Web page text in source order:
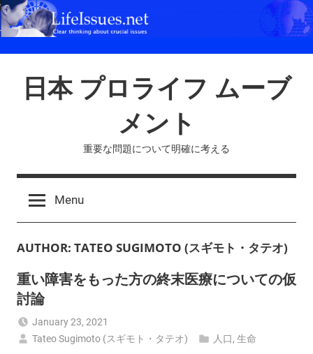
Skip
to
日本 プロライフ ムーブ
メント
重要な問題について明確に考える
Menu
AUTHOR: TATEO SUGIMOTO (スギモト・タテオ)
重い障害をもった方の終末医療についての仮
討論
January 23, 2021
Tateo Sugimoto (スギモト・タテオ)
人口,生命